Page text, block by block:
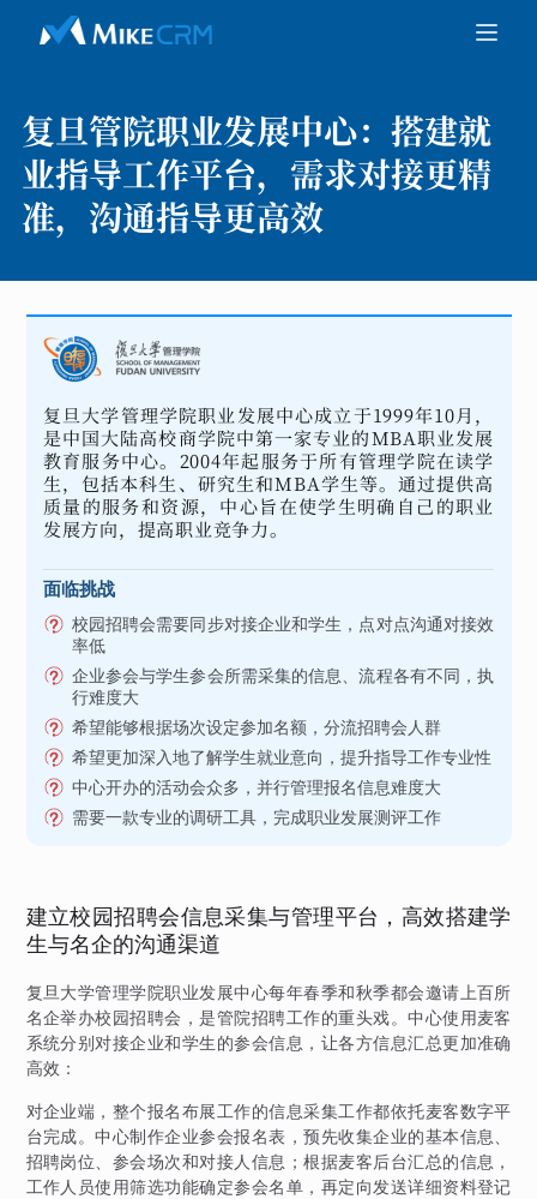
复旦管院职业发展中心： 搭建就
业指导工作平台，需求对接更精
准，沟通指导更高效
复旦大学管理学院职业发展中心成立于1999年10月，
是中国大陆高校商学院中第一家专业的MBA职业发展
教育服务中心。2004年起服务于所有管理学院在读学
生，包括本科生、研究生和MBA学生等。通过提供高
质量的服务和资源，中心旨在使学生明确自己的职业
发展方向，提高职业竞争力。
面临挑战
校园招聘会需要同步对接企业和学生，点对点沟通对接效
率低
企业参会与学生参会所需采集的信息、流程各有不同，执
行难度大
希望能够根据场次设定参加名额，分流招聘会人群
希望更加深入地了解学生就业意向，提升指导工作专业性
中心开办的活动会众多，并行管理报名信息难度大
需要一款专业的调研工具，完成职业发展测评工作
建立校园招聘会信息采集与管理平台，高效搭建学
生与名企的沟通渠道
复旦大学管理学院职业发展中心每年春季和秋季都会邀请上百所
名企举办校园招聘会，是管院招聘工作的重头戏。中心使用麦客
系统分别对接企业和学生的参会信息，让各方信息汇总更加准确
高效：
对企业端，整个报名布展工作的信息采集工作都依托麦客数字平
台完成。中心制作企业参会报名表，预先收集企业的基本信息、
招聘岗位、参会场次和对接人信息；根据麦客后台汇总的信息，
工作人员使用筛选功能确定参会名单，再定向发送详细资料登记